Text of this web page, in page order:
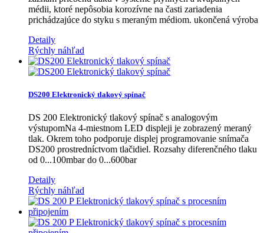
médii, ktoré nepôsobia korozívne na časti zariadenia
prichádzajúce do styku s meraným médiom. ukončená výroba
Detaily
Rýchly náhľad
DS200 Elektronický tlakový spínač
DS 200 Elektronický tlakový spínač s analogovým
výstupomNa 4-miestnom LED displeji je zobrazený meraný
tlak. Okrem toho podporuje displej programovanie snímača
DS200 prostredníctvom tlačidiel. Rozsahy diferenčného tlaku
od 0...100mbar do 0...600bar
Detaily
Rýchly náhľad